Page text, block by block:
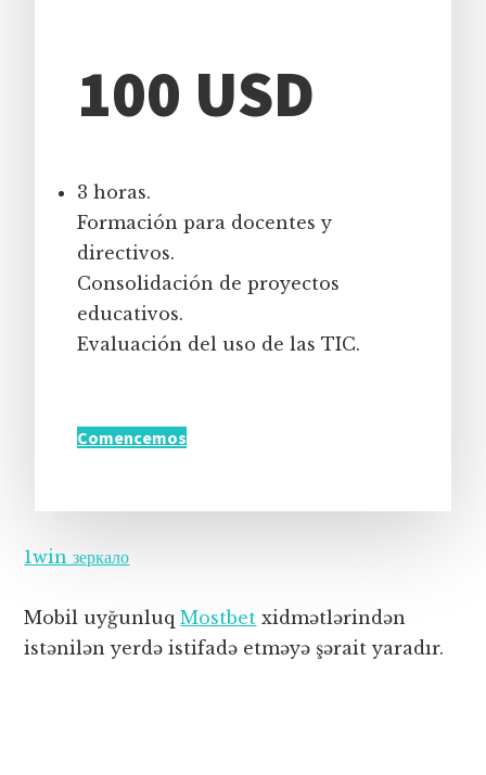
100 USD
3 horas.
Formación para docentes y
directivos.
Consolidación de proyectos
educativos.
Evaluación del uso de las TIC.
Comencemos
1win зеркало
Mobil uyğunluqMostbet xidmətlərindən
istənilən yerdə istifadə etməyə şərait yaradır.